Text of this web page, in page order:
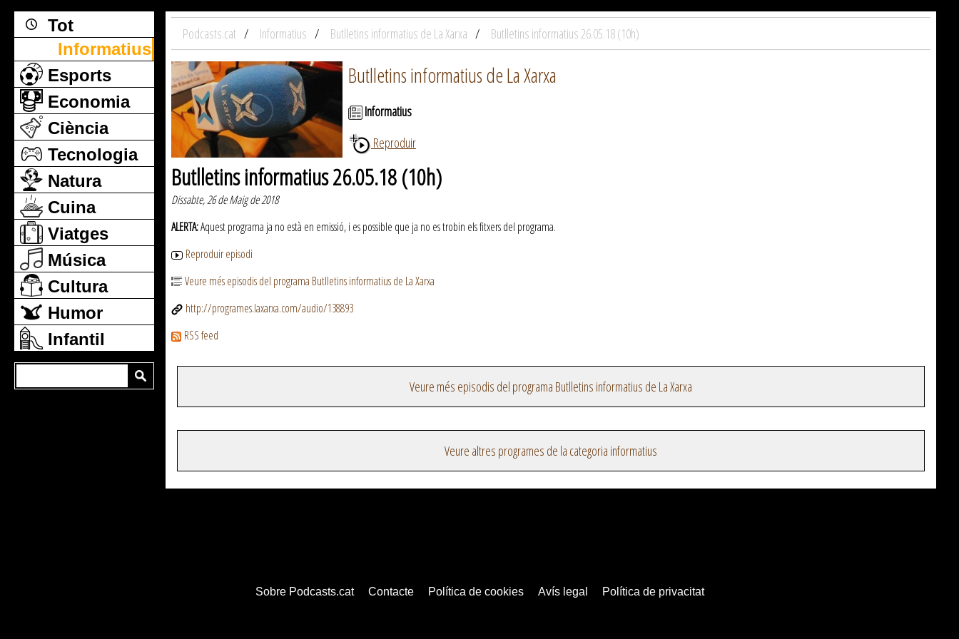
Tot
Informatius
Esports
Economia
Ciència
Tecnologia
Natura
Cuina
Viatges
Música
Cultura
Humor
Infantil
Podcasts.cat Informatius Butlletins informatius de La Xarxa Butlletins informatius 26.05.18 (10h)
Butlletins informatius de La Xarxa
Informatius
Reproduir
Butlletins informatius 26.05.18 (10h)
Dissabte, 26 de Maig de 2018
ALERTA:Aquest programa ja no està en emissió, i es possible que ja no es trobin els fitxers del programa.
Reproduir episodi
Veure més episodis del programa Butlletins informatius de La Xarxa
http://programes.laxarxa.com/audio/138893
RSS feed
Veure més episodis del programa Butlletins informatius de La Xarxa
Veure altres programes de la categoria informatius
Sobre Podcasts.cat Contacte Política de cookies Avís legal Política de privacitat